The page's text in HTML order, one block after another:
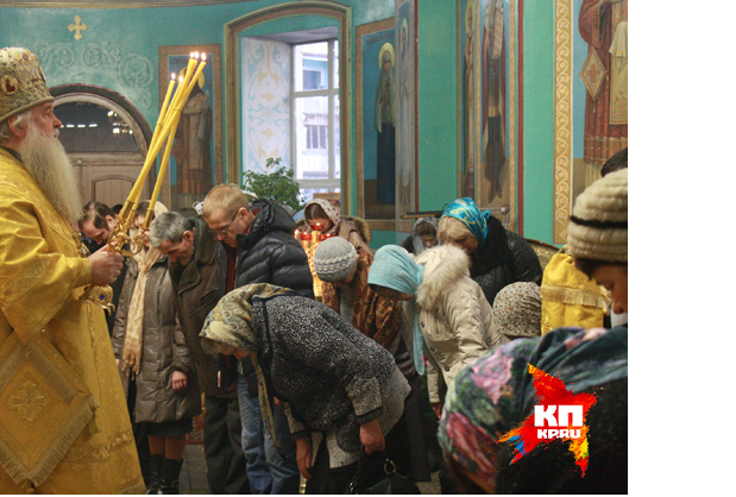
Великомученик Георгий Победоносец. Научись у
святого
Роман Котов Чего ждет от нас Бог. 10 заповедей Божиих
Святитель Николай Сербский